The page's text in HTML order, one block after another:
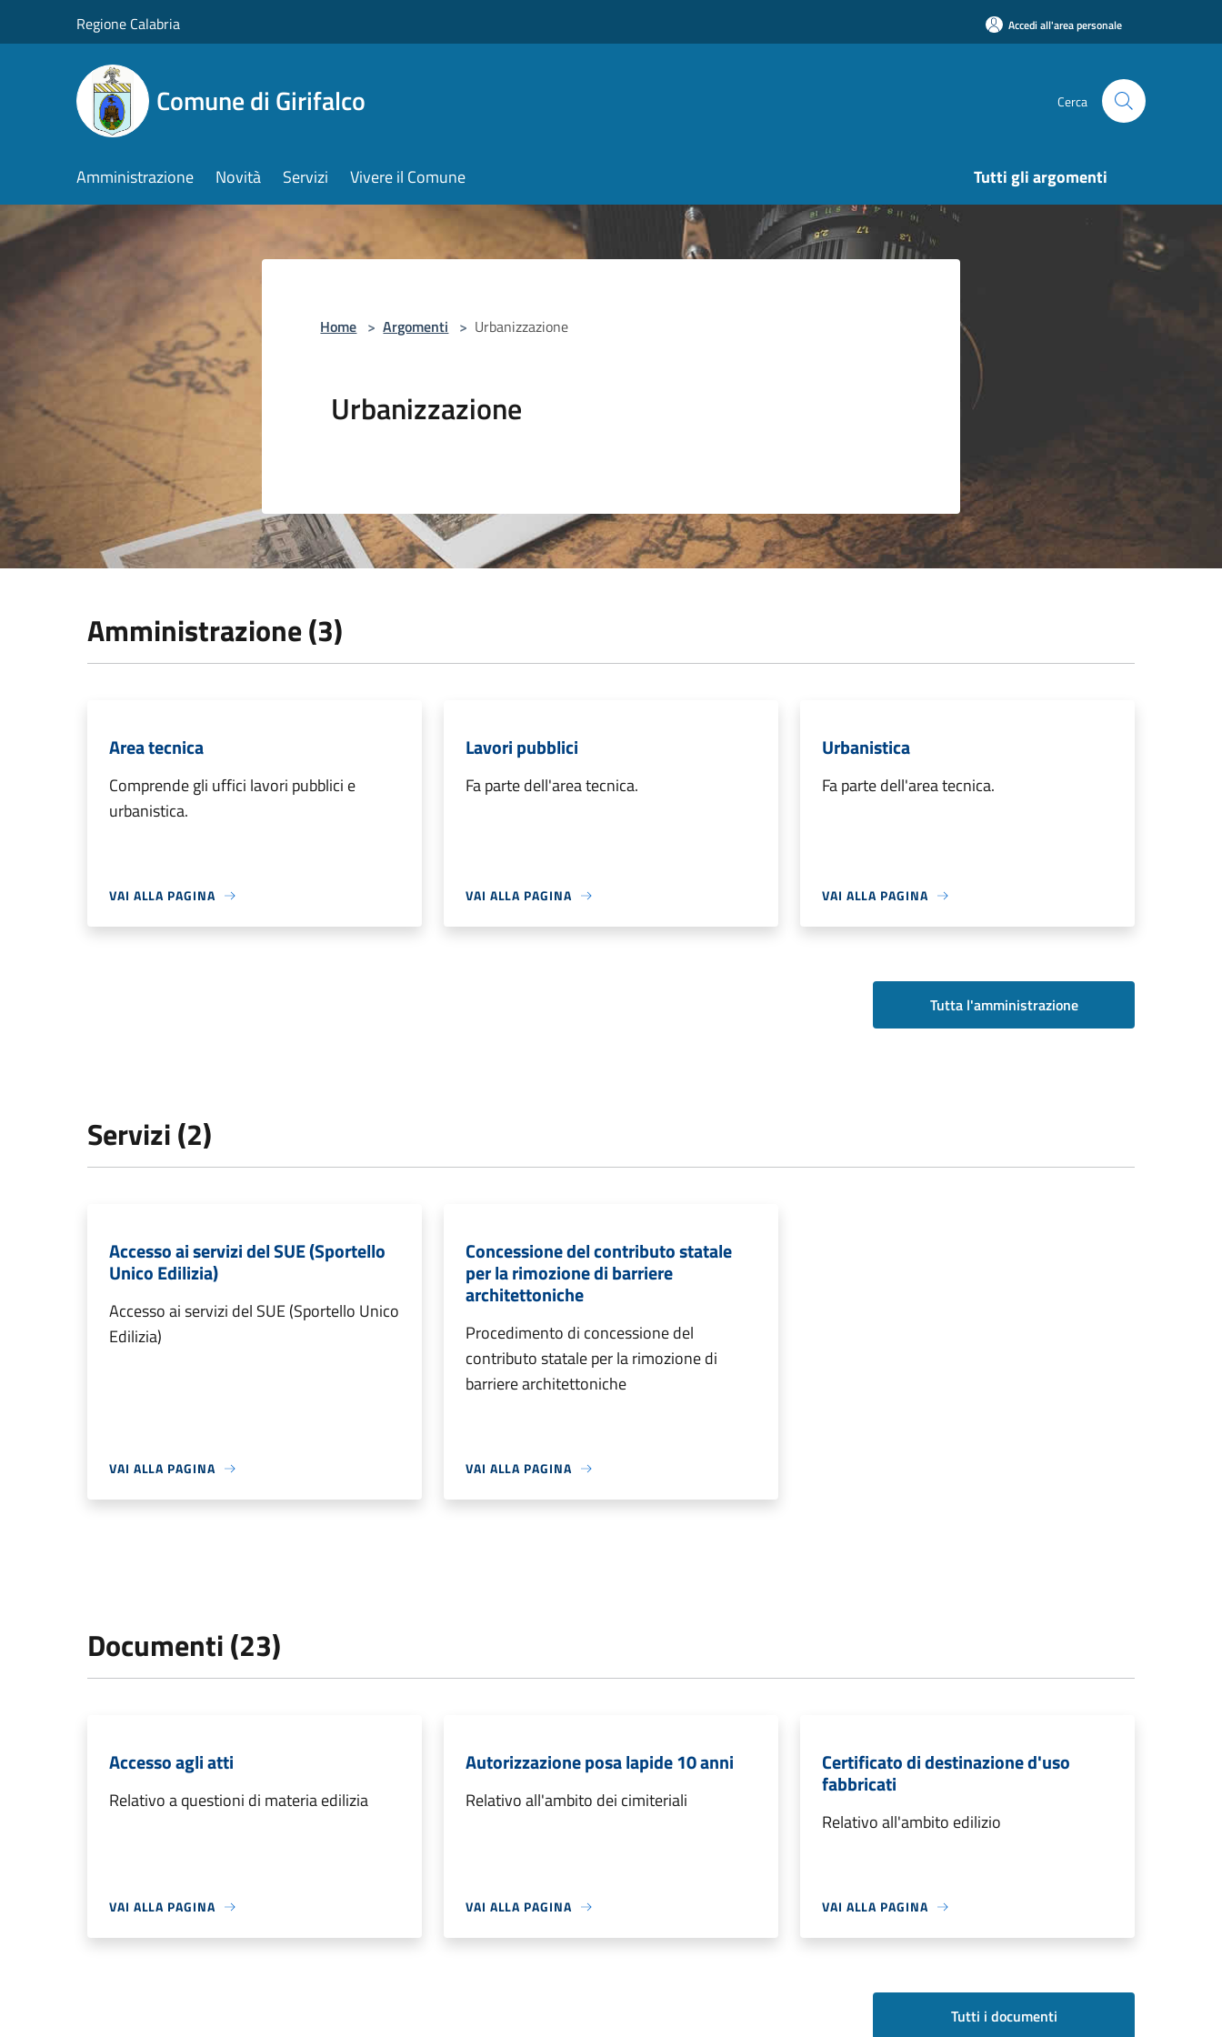
Regione Calabria Accedi all'area personale
Comune di Girifalco Cerca
Amministrazione Novità Servizi Vivere il Comune Tutti gli argomenti
Home > Argomenti > Urbanizzazione
Urbanizzazione
Amministrazione (3)
Area tecnica
Comprende gli uffici lavori pubblici e
urbanistica.
VAI ALLA PAGINA
Lavori pubblici
Fa parte dell'area tecnica.
VAI ALLA PAGINA
Urbanistica
Fa parte dell'area tecnica.
VAI ALLA PAGINA
Tutta l'amministrazione
Servizi (2)
Accesso ai servizi del SUE (Sportello
Unico Edilizia)
Accesso ai servizi del SUE (Sportello Unico
Edilizia)
VAI ALLA PAGINA
Concessione del contributo statale
per la rimozione di barriere
architettoniche
Procedimento di concessione del
contributo statale per la rimozione di
barriere architettoniche
VAI ALLA PAGINA
Documenti (23)
Accesso agli atti
Relativo a questioni di materia edilizia
VAI ALLA PAGINA
Autorizzazione posa lapide 10 anni
Relativo all'ambito dei cimiteriali
VAI ALLA PAGINA
Certificato di destinazione d'uso
fabbricati
Relativo all'ambito edilizio
VAI ALLA PAGINA
Tutti i documenti